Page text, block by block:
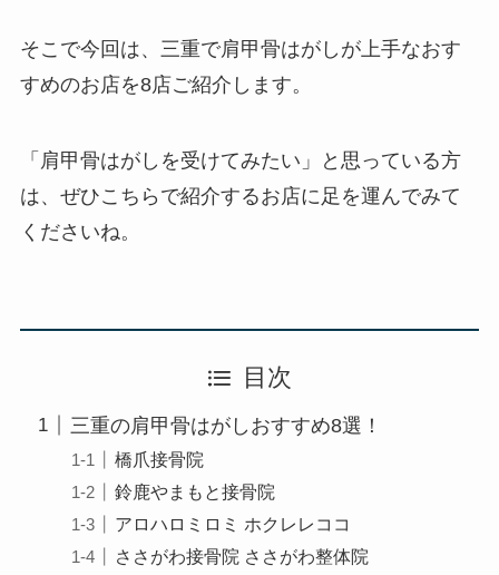
そこで今回は、三重で肩甲骨はがしが上手なおす
すめのお店を8店ご紹介します。
「肩甲骨はがしを受けてみたい」と思っている方
は、ぜひこちらで紹介するお店に足を運んでみて
くださいね。
目次
三重の肩甲骨はがしおすすめ8選！
橋爪接骨院
鈴鹿やまもと接骨院
アロハロミロミ ホクレレココ
ささがわ接骨院 ささがわ整体院